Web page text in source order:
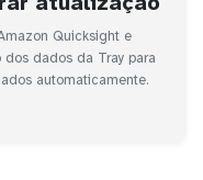
Quicksight e
dados da Tray para
automaticamente.